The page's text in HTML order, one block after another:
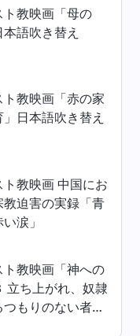
の働きを
神の働きを
神の働きを
の働きを
ト教映画「母の
語吹き替え
ト教映画「赤の家
」日本語吹き替え
ト教映画 中国にお
教迫害の実録「青
涙」
ト教映画「神への
立ち上がれ、奴隷
つもりのない者た